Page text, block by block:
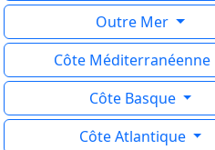
Outre Mer
Côte Méditerranéenne
Côte Basque
Côte Atlantique